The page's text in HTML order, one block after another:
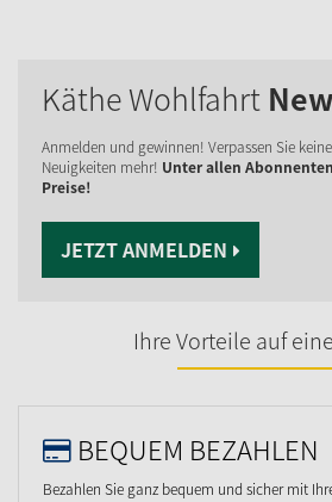
Käthe Wohlfahrt
Anmelden und gewinnen! Verpassen Sie
Neuigkeiten mehr! Unter allen
Preise!
JETZT ANMELDEN
Ihre Vorteile auf
BEQUEM BEZAHLEN
Bezahlen Sie ganz bequem und sicher mit